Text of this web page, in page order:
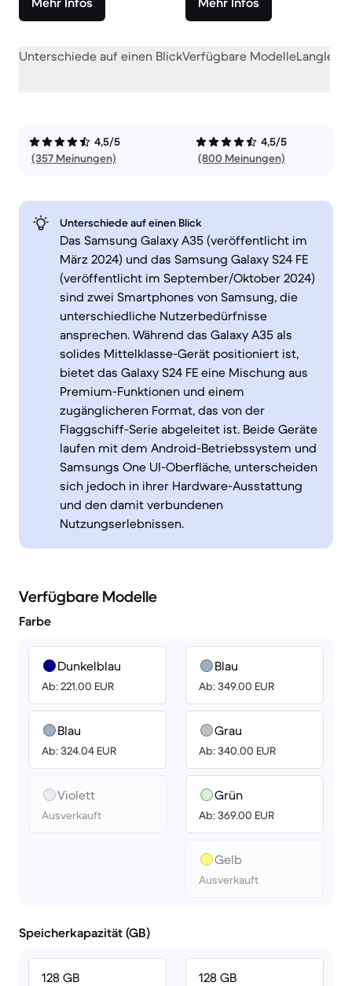
Unterschiede auf einen BlickVerfügbare Modelle
4,5/5
(357 Meinungen)
4,5/5
(800 Meinungen)
Unterschiede auf einen Blick
Das Samsung Galaxy A35 (veröffentlicht im
März 2024) und das Samsung Galaxy S24 FE
(veröffentlicht im September/Oktober 2024)
sind zwei Smartphones von Samsung, die
unterschiedliche Nutzerbedürfnisse
ansprechen. Während das Galaxy A35 als
solides Mittelklasse-Gerät positioniert ist,
bietet das Galaxy S24 FE eine Mischung aus
Premium-Funktionen und einem
zugänglicheren Format, das von der
Flaggschiff-Serie abgeleitet ist. Beide Geräte
laufen mit dem Android-Betriebssystem und
Samsungs One UI-Oberfläche, unterscheiden
sich jedoch in ihrer Hardware-Ausstattung
und den damit verbundenen
Nutzungserlebnissen.
Verfügbare Modelle
Farbe
Dunkelblau
Ab: 221.00 EUR
Blau
Ab: 324.04 EUR
Violett
Ausverkauft
Blau
Ab: 349.00 EUR
Grau
Ab: 340.00 EUR
Grün
Ab: 369.00 EUR
Gelb
Ausverkauft
Speicherkapazität (GB)
128 GB 128 GB